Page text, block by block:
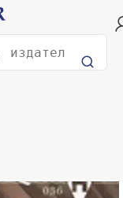
мира!
Поиск